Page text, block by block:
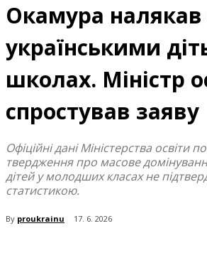
Окамура налякав
українськими
школах. Міністр
спростував заяву
Офіційні дані Міністерства освіти
твердження про масове
дітей у молодших класах не
статистикою.
By proukrainu 17. 6. 2026